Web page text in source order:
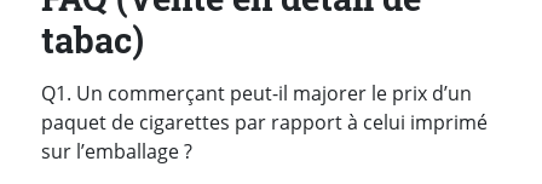
tabac)
Q1. Un commerçant peut-il majorer le prix d’un
paquet de cigarettes par rapport à celui imprimé
sur l’emballage ?